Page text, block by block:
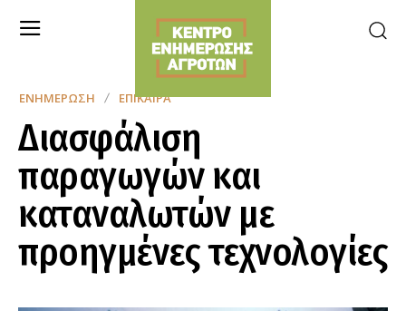
ΕΝΗΜΈΡΩΣΗ ΕΠΊΚΑΙΡΑ
Διασφάλιση
παραγωγών και
καταναλωτών με
προηγμένες τεχνολογίες